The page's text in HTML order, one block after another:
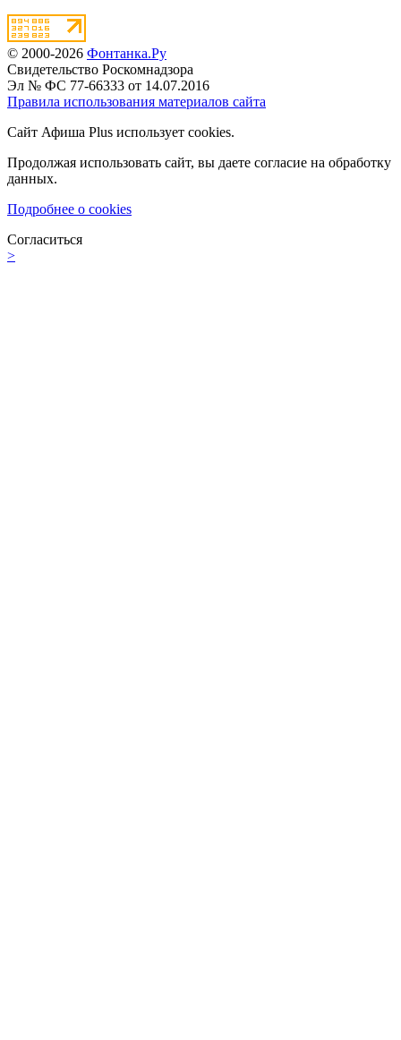
© 2000-2026 Фонтанка.Ру
Свидетельство Роскомнадзора
Эл № ФС 77-66333 от 14.07.2016
Правила использования материалов сайта
Сайт Афиша Plus использует cookies.
Продолжая использовать сайт, вы даете согласие на обработку
данных.
Подробнее о cookies
Согласиться
>